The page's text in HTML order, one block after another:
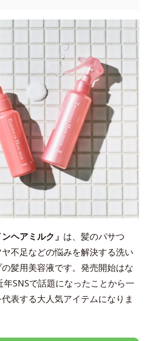
ヘアミルク」 は、髪のパサつ
不足などの悩みを解決する洗い
髪用美容液です。発売開始はな
年SNSで話題になったことから一
表する大人気アイテムになりま